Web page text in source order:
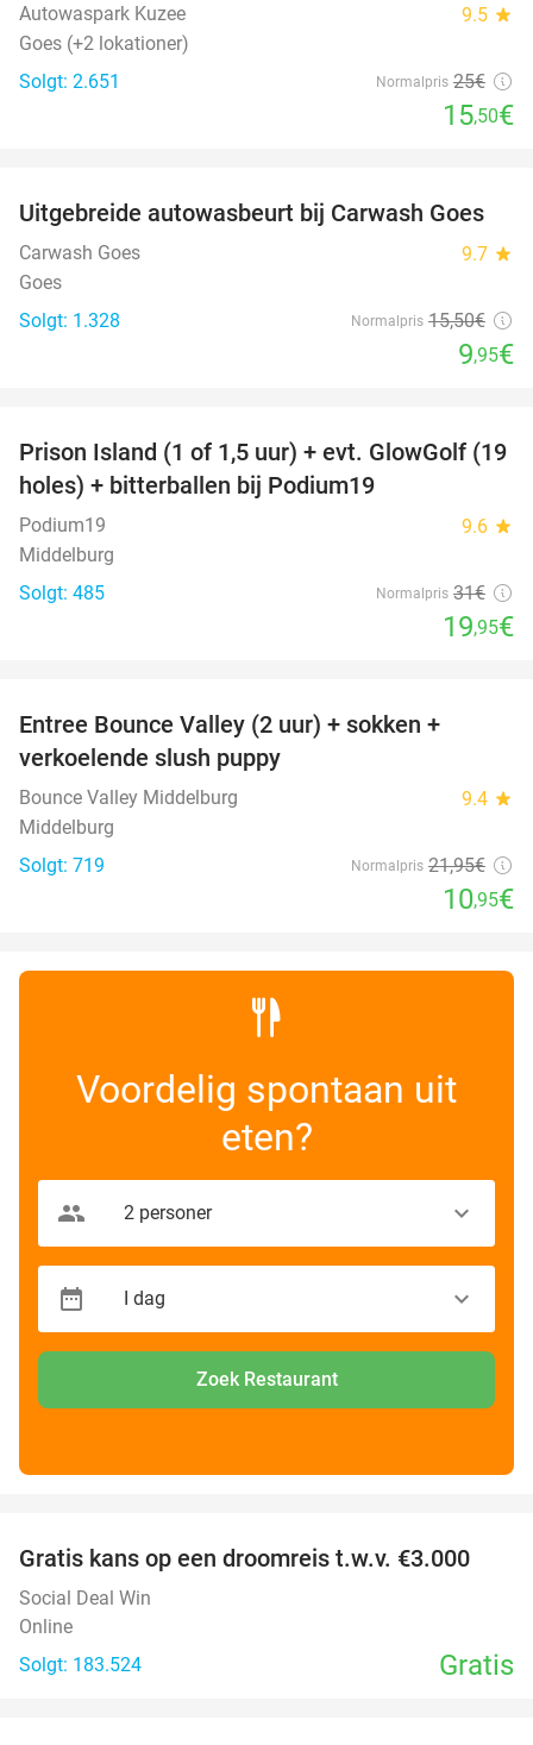
Autowaspark Kuzee 9.5 star
Goes (+2 lokationer)
Solgt: 2.651
Normalpris 25€
15,50€
36%
Uitgebreide autowasbeurt bij Carwash Goes
Carwash Goes 9.7 star
Goes
Solgt: 1.328
Normalpris 15,50€
9,95€
36%
Prison Island (1 of 1,5 uur) + evt. GlowGolf (19
holes) + bitterballen bij Podium19
Podium19 9.6 star
Middelburg
Solgt: 485
Normalpris 31€
19,95€
Entree Bounce Valley (2 uur) + sokken +
verkoelende slush puppy
Bounce Valley Middelburg 9.4 star
Middelburg
Solgt: 719
Normalpris 21,95€
10,95€
Voordelig spontaan uit
eten?
Zoek Restaurant
Gratis kans op een droomreis t.w.v. €3.000
Social Deal Win
Online
Solgt: 183.524
Gratis